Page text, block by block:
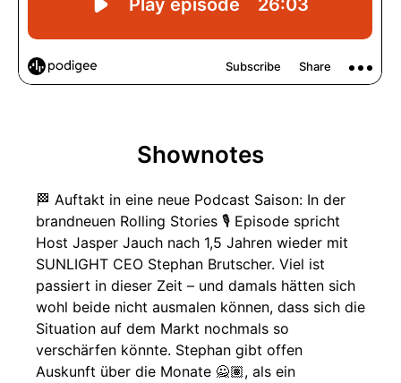
Shownotes
🏁 Auftakt in eine neue Podcast Saison: In der
brandneuen Rolling Stories 🎙️ Episode spricht
Host Jasper Jauch nach 1,5 Jahren wieder mit
SUNLIGHT CEO Stephan Brutscher. Viel ist
passiert in dieser Zeit – und damals hätten sich
wohl beide nicht ausmalen können, dass sich die
Situation auf dem Markt nochmals so
verschärfen könnte. Stephan gibt offen
Auskunft über die Monate 🙅🏽, als ein